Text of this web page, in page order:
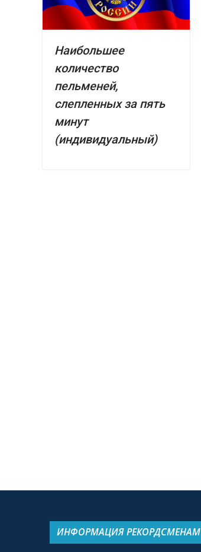
Наибольшее
количество
пельменей,
слепленных за пять
минут
(индивидуальный)
ИНФОРМАЦИЯ РЕКОРДСМЕНАМ